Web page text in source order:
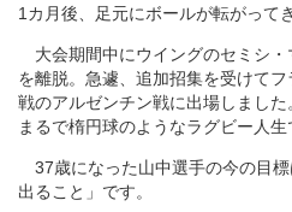
1カ月後、足元にボールが転がって
大会期間中にウイングのセミシ・
を離脱。急遽、追加招集を受けて
戦のアルゼンチン戦に出場しました
まるで楕円球のようなラグビー人生
37歳になった山中選手の今の目
出ること」です。